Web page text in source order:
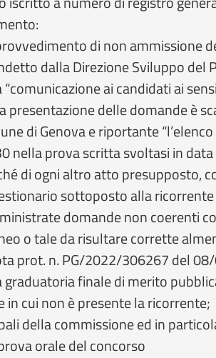
di non ammissione
dalla Direzione Sviluppo del
“comunicazione ai candidati ai
presentazione delle domande è
di Genova e riportante
nella prova scritta svoltasi in data
di ogni altro atto presupposto,
sottoposto alla
domande non coerenti
o tale da risultare corrette
prot. n. PG/2022/306267 del
graduatoria finale di merito
in cui non è presente la ricorrente;
della commissione ed in
orale del concorso